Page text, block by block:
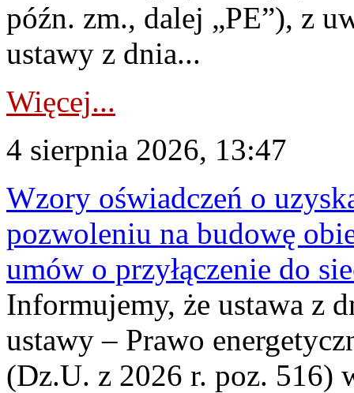
późn. zm., dalej „PE”), z
ustawy z dnia...
Więcej...
4 sierpnia 2026, 13:47
Wzory oświadczeń o
pozwoleniu na budowę
umów o przyłączenie do
Informujemy, że ustawa z
ustawy – Prawo
(Dz.U. z 2026 r. poz. 516)